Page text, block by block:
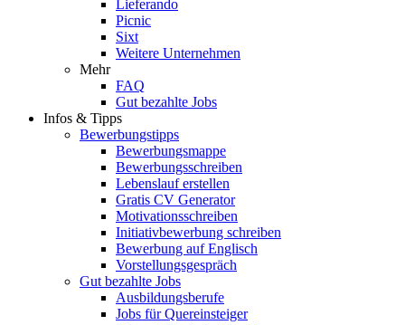
Lieferando
Picnic
Sixt
Weitere Unternehmen
Mehr
FAQ
Gut bezahlte Jobs
Infos & Tipps
Bewerbungstipps
Bewerbungsmappe
Bewerbungsschreiben
Lebenslauf erstellen
Gratis CV Generator
Motivationsschreiben
Initiativbewerbung schreiben
Bewerbung auf Englisch
Vorstellungsgespräch
Gut bezahlte Jobs
Ausbildungsberufe
Jobs für Quereinsteiger